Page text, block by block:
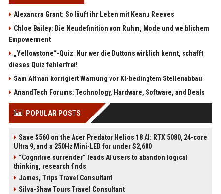
Alexandra Grant: So läuft ihr Leben mit Keanu Reeves
Chloe Bailey: Die Neudefinition von Ruhm, Mode und weiblichem
Empowerment
„Yellowstone“-Quiz: Nur wer die Duttons wirklich kennt, schafft
dieses Quiz fehlerfrei!
Sam Altman korrigiert Warnung vor KI-bedingtem Stellenabbau
AnandTech Forums: Technology, Hardware, Software, and Deals
POPULAR POSTS
Save $560 on the Acer Predator Helios 18 AI: RTX 5080, 24-core
Ultra 9, and a 250Hz Mini-LED for under $2,600
“Cognitive surrender” leads AI users to abandon logical
thinking, research finds
James, Trips Travel Consultant
Silva-Shaw Tours Travel Consultant